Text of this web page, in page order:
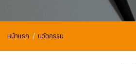
หน้าแรก นวัตกรรม